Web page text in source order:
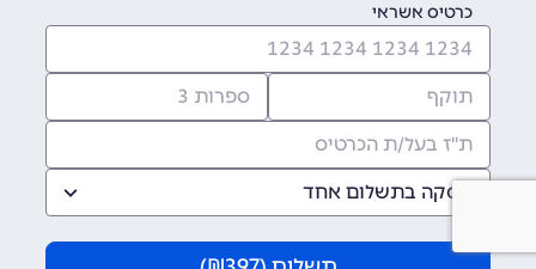
כרטיס אשראי
עסקה בתשלום אחד